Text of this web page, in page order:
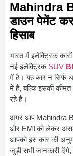
Mahindra
डाउन पेमेंट
हिसाब
भारत में इलेक्ट्रिक
नई इलेक्ट्रिक SUV
में है। यह कार न सिर्फ
में है, बल्कि इसकी
रहे हैं।
अगर आप Mahindra
और EMI को लेकर
आपको इस कार की
जुड़ी सभी जानकारी